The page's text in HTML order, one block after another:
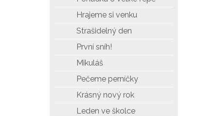
Hrajeme si venku
Strašidelný den
První sníh!
Mikuláš
Pečeme perníčky
Krásný nový rok
Leden ve školce